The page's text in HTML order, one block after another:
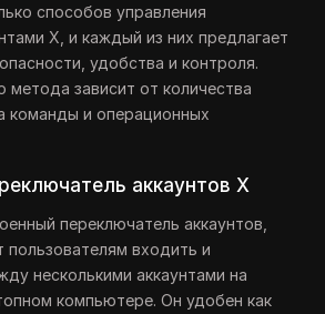
способов управления
X, и каждый из них предлагает
удобства и контроля.
метода зависит от количества
команды и операционных
аккаунтов X
переключатель аккаунтов,
пользователям входить и
несколькими аккаунтами на
компьютере. Он удобен как